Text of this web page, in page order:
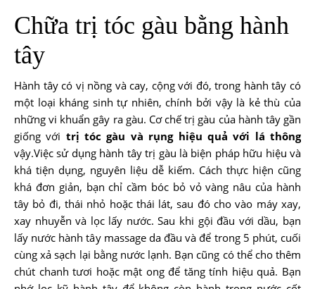
Chữa trị tóc gàu bằng hành
tây
Hành tây có vị nồng và cay, cộng với đó, trong hành tây có
một loại kháng sinh tự nhiên, chính bởi vậy là kẻ thù của
những vi khuẩn gây ra gàu. Cơ chế trị gàu của hành tây gần
giống với trị tóc gàu và rụng hiệu quả với lá thông
vậy.Việc sử dụng hành tây trị gàu là biện pháp hữu hiệu và
khá tiện dụng, nguyên liệu dễ kiếm. Cách thực hiện cũng
khá đơn giản, bạn chỉ cầm bóc bỏ vỏ vàng nâu của hành
tây bỏ đi, thái nhỏ hoặc thái lát, sau đó cho vào máy xay,
xay nhuyễn và lọc lấy nước. Sau khi gội đầu với dầu, bạn
lấy nước hành tây massage da đầu và để trong 5 phút, cuối
cùng xả sạch lại bằng nước lạnh. Bạn cũng có thể cho thêm
chút chanh tươi hoặc mật ong để tăng tính hiệu quả. Bạn